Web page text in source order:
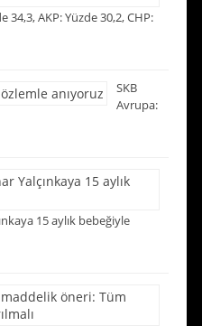
AKP: Yüzde 30,2, CHP:
SKB
Avrupa:
15 aylık bebeğiyle